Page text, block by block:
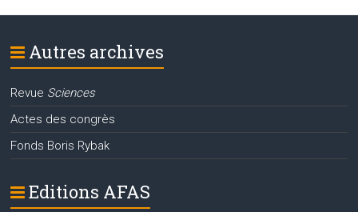
Autres archives
Revue Sciences
Actes des congrès
Fonds Boris Rybak
Editions AFAS